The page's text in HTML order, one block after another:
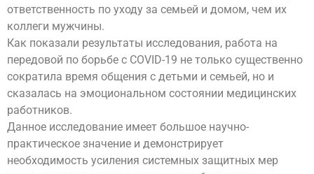
ответственность по уходу за семьей и домом, чем их
коллеги мужчины.
Как показали результаты исследования, работа на
передовой по борьбе с COVID-19 не только существенно
сократила время общения с детьми и семьей, но и
сказалась на эмоциональном состоянии медицинских
работников.
Данное исследование имеет большое научно-
практическое значение и демонстрирует
необходимость усиления системных защитных мер